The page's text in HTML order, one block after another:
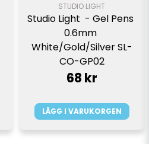
STUDIO LIGHT
Studio Light  - Gel Pens
0.6mm
White/Gold/Silver SL-
CO-GP02
68 kr
LÄGG I VARUKORGEN